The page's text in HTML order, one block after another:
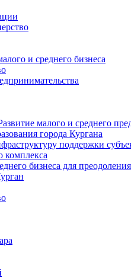
и среднего бизнеса
малого и среднего
города Кургана
поддержки
комплекса
бизнеса для